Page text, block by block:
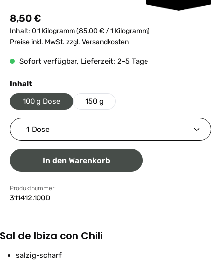
Regulärer Preis:
8,50 €
Inhalt: 0.1 Kilogramm(85,00 € / 1 Kilogramm)
Preise inkl. MwSt. zzgl. Versandkosten
Sofort verfügbar, Lieferzeit: 2-5 Tage
Inhaltauswählen
100 g Dose 150 g
Produkt Anzahl: Gib den gewünschten Wert ein
In den Warenkorb
Produktnummer:
311412.100D
Sal de Ibiza con Chili
salzig-scharf